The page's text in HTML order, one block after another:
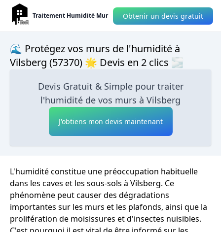
Traitement Humidité Mur Obtenir un devis gratuit
🌊 Protégez vos murs de l'humidité à
Vilsberg (57370) 🌟 Devis en 2 clics 🌫
Devis Gratuit & Simple pour traiter
l'humidité de vos murs à Vilsberg
J'obtiens mon devis maintenant
L'humidité constitue une préoccupation habituelle
dans les caves et les sous-sols à Vilsberg. Ce
phénomène peut causer des dégradations
importantes sur les murs et les plafonds, ainsi que la
prolifération de moisissures et d'insectes nuisibles.